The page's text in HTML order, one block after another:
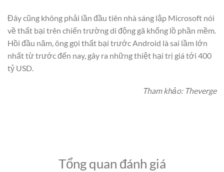
Đây cũng không phải lần đầu tiên nhà sáng lập Microsoft nói
về thất bại trên chiến trường di động gã khổng lồ phần mềm.
Hồi đầu năm, ông gọi thất bại trước Android là sai lầm lớn
nhất từ trước đến nay, gây ra những thiệt hại trị giá tới 400
tỷ USD.
Tham khảo: Theverge
Tổng quan đánh giá